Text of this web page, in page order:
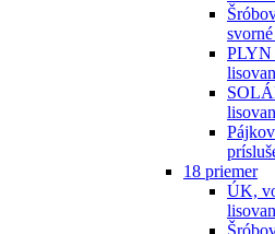
PLYN
18 priemer
ÚK,